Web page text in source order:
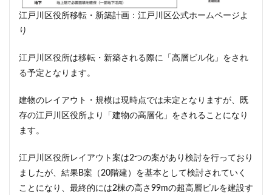
江戸川区役所移転・新築計画：江戸川区公式ホームページよ
り
江戸川区役所は移転・新築される際に「高層ビル化」をされ
る予定となります。
建物のレイアウト・規模は現時点では未定となりますが、既
存の江戸川区役所より「建物の高層化」をされることになり
ます。
江戸川区役所レイアウト案は2つの案があり検討を行っており
ましたが、結果B案（20階建）を基本として検討されていく
ことになり、最終的には2棟の高さ99mの超高層ビルを建設す